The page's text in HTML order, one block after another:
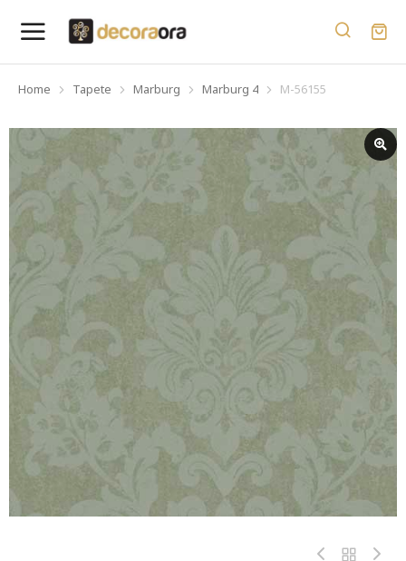
You are here:
Home Tapete Marburg Marburg 4 M-56155